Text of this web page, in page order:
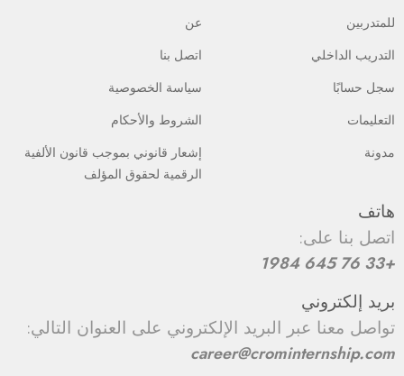
للمتدربين
التدريب الداخلي
سجل حسابًا
التعليمات
مدونة
عن
اتصل بنا
سياسة الخصوصية
الشروط والأحكام
إشعار قانوني بموجب قانون الألفية
الرقمية لحقوق المؤلف
هاتف
اتصل بنا على:
+33 76 645 1984
بريد إلكتروني
تواصل معنا عبر البريد الإلكتروني على العنوان التالي:
career@crominternship.com